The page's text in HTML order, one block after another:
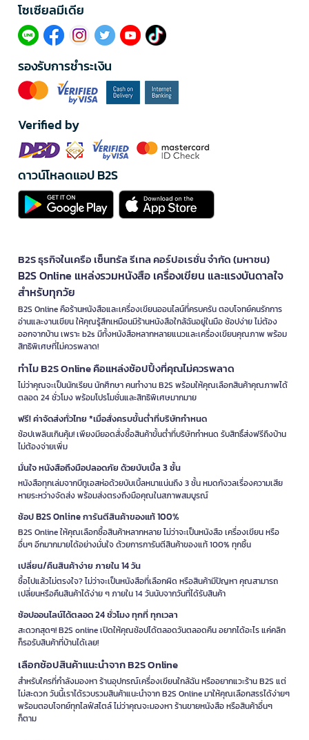
โซเซียลมีเดีย​
รองรับการชำระเงิน
Verified by
ดาวน์โหลดแอป B2S
B2S ธุรกิจในเครือ เซ็นทรัล รีเทล คอร์ปอเรชั่น จำกัด (มหาชน)
B2S Online แหล่งรวมหนังสือ เครื่องเขียน และแรงบันดาลใจ
สำหรับทุกวัย
B2S Online คือร้านหนังสือและเครื่องเขียนออนไลน์ที่ครบครัน ตอบโจทย์คนรักการ
อ่านและงานเขียน ให้คุณรู้สึกเหมือนมีร้านหนังสือใกล้ฉันอยู่ในมือ ช้อปง่าย ไม่ต้อง
ออกจากบ้าน เพราะ b2s มีทั้งหนังสือหลากหลายแนวและเครื่องเขียนคุณภาพ พร้อม
สิทธิพิเศษที่ไม่ควรพลาด!
ทำไม B2S Online คือแหล่งช้อปปิ้งที่คุณไม่ควรพลาด
ไม่ว่าคุณจะเป็นนักเรียน นักศึกษา คนทำงาน B2S พร้อมให้คุณเลือกสินค้าคุณภาพได้
ตลอด 24 ชั่วโมง พร้อมโปรโมชั่นและสิทธิพิเศษมากมาย
ฟรี! ค่าจัดส่งทั่วไทย *เมื่อสั่งครบขั้นต่ำที่บริษัทกำหนด
ช้อปเพลินเกินคุ้ม! เพียงมียอดสั่งซื้อสินค้าขั้นต่ำที่บริษัทกำหนด รับสิทธิ์ส่งฟรีถึงบ้าน
ไม่ต้องจ่ายเพิ่ม
มั่นใจ หนังสือถึงมือปลอดภัย ด้วยบับเบิ้ล 3 ชั้น
หนังสือทุกเล่มจากบีทูเอสห่อด้วยบับเบิ้ลหนาแน่นถึง 3 ชั้น หมดกังวลเรื่องความเสีย
หายระหว่างจัดส่ง พร้อมส่งตรงถึงมือคุณในสภาพสมบูรณ์
ช้อป B2S Online การันตีสินค้าของแท้ 100%
B2S Online ให้คุณเลือกซื้อสินค้าหลากหลาย ไม่ว่าจะเป็นหนังสือ เครื่องเขียน หรือ
อื่นๆ อีกมากมายได้อย่างมั่นใจ ด้วยการการันตีสินค้าของแท้ 100% ทุกชิ้น
เปลี่ยน/คืนสินค้าง่าย ภายใน 14 วัน
ซื้อไปแล้วไม่ตรงใจ? ไม่ว่าจะเป็นหนังสือที่เลือกผิด หรือสินค้ามีปัญหา คุณสามารถ
เปลี่ยนหรือคืนสินค้าได้ง่าย ๆ ภายใน 14 วันนับจากวันที่ได้รับสินค้า
ช้อปออนไลน์ได้ตลอด 24 ชั่วโมง ทุกที่ ทุกเวลา
สะดวกสุดๆ! B2S online เปิดให้คุณช้อปได้ตลอดวันตลอดคืน อยากได้อะไร แค่คลิก
ก็รอรับสินค้าที่บ้านได้เลย!
เลือกช้อปสินค้าแนะนำจาก B2S Online
สำหรับใครที่กำลังมองหา ร้านอุปกรณ์เครื่องเขียนใกล้ฉัน หรืออยากแวะร้าน B2S แต่
ไม่สะดวก วันนี้เราได้รวบรวมสินค้าแนะนำจาก B2S Online มาให้คุณเลือกสรรได้ง่ายๆ
พร้อมตอบโจทย์ทุกไลฟ์สไตล์ ไม่ว่าคุณจะมองหา ร้านขายหนังสือ หรือสินค้าอื่นๆ
ก็ตาม